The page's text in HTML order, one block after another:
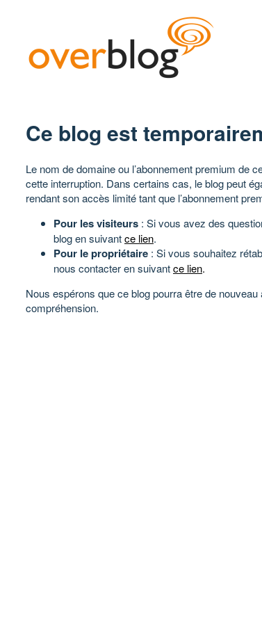
Ce blog est
Le nom de domaine ou l’abonnement premium de
cette interruption. Dans certains cas, le blog peut
rendant son accès limité tant que l’abonnement
Pour les visiteurs : Si vous avez des
blog en suivantce lien.
Pour le propriétaire : Si vous souhaitez
nous contacter en suivantce lien.
Nous espérons que ce blog pourra être de
compréhension.